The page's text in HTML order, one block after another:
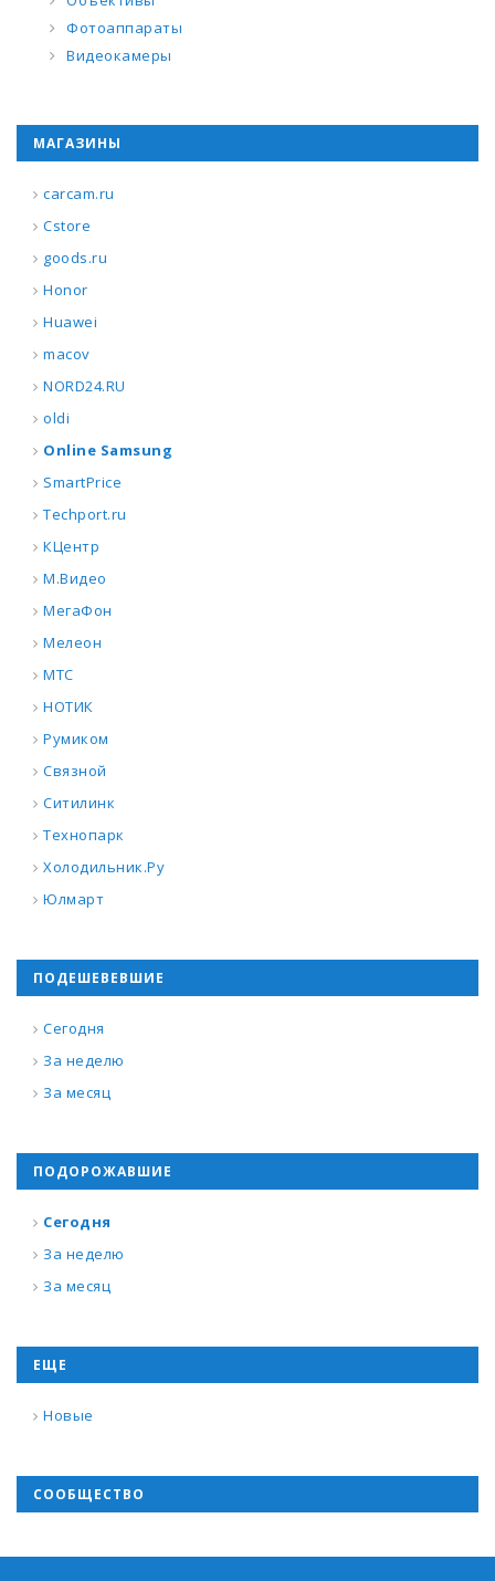
Фотоаппараты
Видеокамеры
МАГАЗИНЫ
carcam.ru
Cstore
goods.ru
Honor
Huawei
macov
NORD24.RU
oldi
Online Samsung
SmartPrice
Techport.ru
КЦентр
М.Видео
МегаФон
Мелеон
МТС
НОТИК
Румиком
Связной
Ситилинк
Технопарк
Холодильник.Ру
Юлмарт
ПОДЕШЕВЕВШИЕ
Сегодня
За неделю
За месяц
ПОДОРОЖАВШИЕ
Сегодня
За неделю
За месяц
ЕЩЕ
Новые
СООБЩЕСТВО